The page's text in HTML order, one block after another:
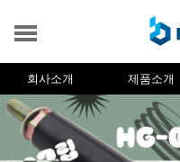
회사소개 제품소개